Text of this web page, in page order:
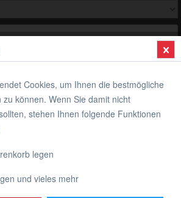
Spoiler / Tourenform
18-20 (350 MM)
Cookies, um Ihnen die bestmögliche
können. Wenn Sie damit nicht
stehen Ihnen folgende Funktionen
legen
und vieles mehr